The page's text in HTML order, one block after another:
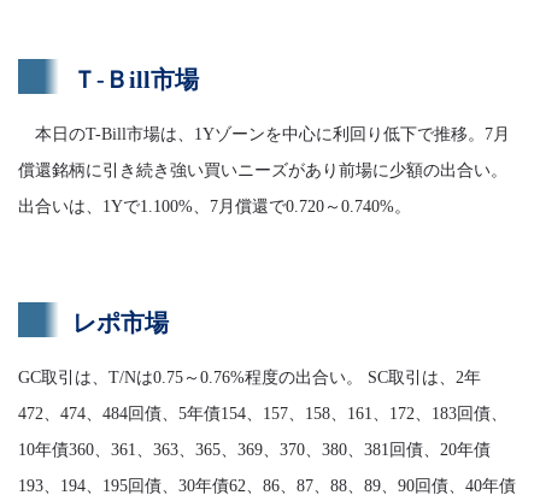
Ｔ-Ｂill市場
本日のT-Bill市場は、1Yゾーンを中心に利回り低下で推移。7月
償還銘柄に引き続き強い買いニーズがあり前場に少額の出合い。
出合いは、1Yで1.100%、7月償還で0.720～0.740%。
レポ市場
GC取引は、T/Nは0.75～0.76%程度の出合い。 SC取引は、2年
472、474、484回債、5年債154、157、158、161、172、183回債、
10年債360、361、363、365、369、370、380、381回債、20年債
193、194、195回債、30年債62、86、87、88、89、90回債、40年債